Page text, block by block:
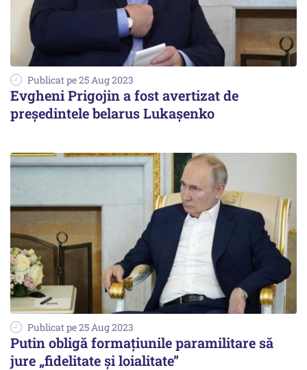
Publicat pe 25 Aug 2023
Evgheni Prigojin a fost avertizat de
președintele belarus Lukașenko
Publicat pe 25 Aug 2023
Putin obligă formațiunile paramilitare să
jure „fidelitate și loialitate”